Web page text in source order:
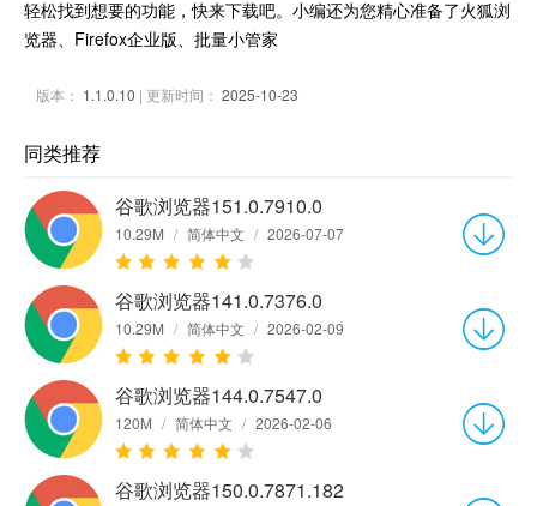
轻松找到想要的功能，快来下载吧。小编还为您精心准备了火狐浏
览器、Firefox企业版、批量小管家
版本： 1.1.0.10 | 更新时间： 2025-10-23
同类推荐
谷歌浏览器151.0.7910.0
10.29M / 简体中文 / 2026-07-07
谷歌浏览器141.0.7376.0
10.29M / 简体中文 / 2026-02-09
谷歌浏览器144.0.7547.0
120M / 简体中文 / 2026-02-06
谷歌浏览器150.0.7871.182